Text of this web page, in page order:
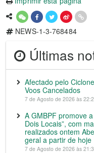
NEWS-1-3-768484
Últimas
Afectado pelo
Voos Cancelados
7 de Agosto de 2026 às
A GMBPF promove
Dois Locais”, com
realizados ontem
geral a partir de hoje
7 de Agosto de 2026 às